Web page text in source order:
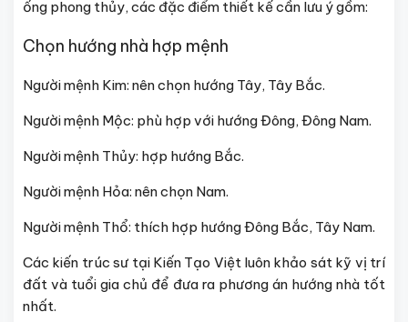
ống phong thủy, các đặc điểm thiết kế cần lưu ý gồm:
Chọn hướng nhà hợp mệnh
Người mệnh Kim: nên chọn hướng Tây, Tây Bắc.
Người mệnh Mộc: phù hợp với hướng Đông, Đông Nam.
Người mệnh Thủy: hợp hướng Bắc.
Người mệnh Hỏa: nên chọn Nam.
Người mệnh Thổ: thích hợp hướng Đông Bắc, Tây Nam.
Các kiến trúc sư tại Kiến Tạo Việt luôn khảo sát kỹ vị trí
đất và tuổi gia chủ để đưa ra phương án hướng nhà tốt
nhất.